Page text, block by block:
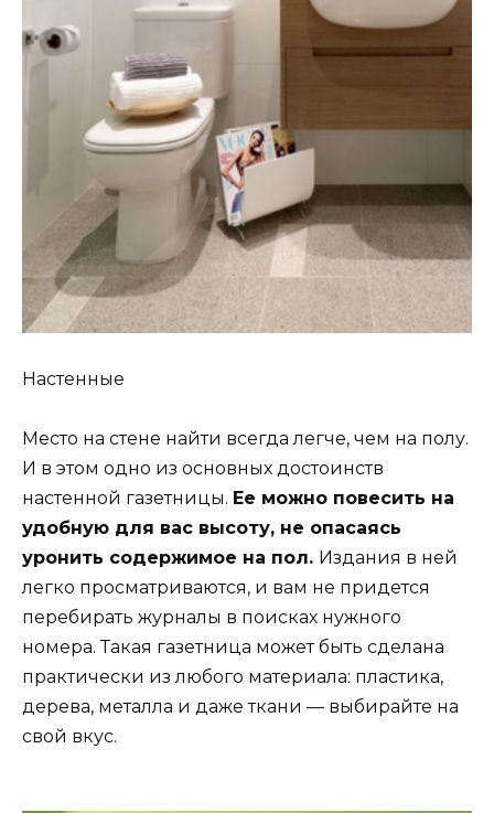
Настенные
Место на стене найти всегда легче, чем на полу.
И в этом одно из основных достоинств
настенной газетницы. Ее можно повесить на
удобную для вас высоту, не опасаясь
уронить содержимое на пол. Издания в ней
легко просматриваются, и вам не придется
перебирать журналы в поисках нужного
номера. Такая газетница может быть сделана
практически из любого материала: пластика,
дерева, металла и даже ткани — выбирайте на
свой вкус.